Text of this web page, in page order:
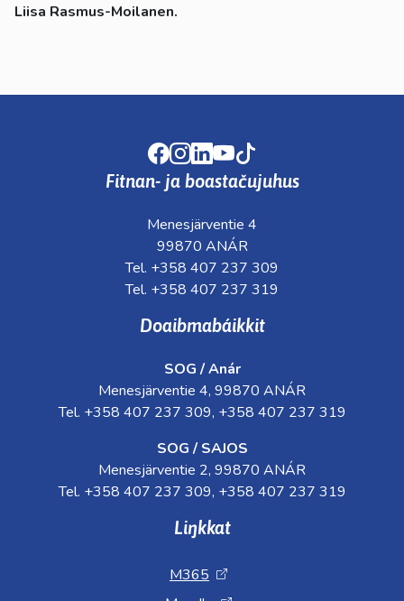
Liisa Rasmus-Moilanen.
Facebook
Instagram
LinkedIn
Youtube
Fitnan- ja boastačujuhus
Menesjärventie 4
99870 ANÁR
Tel. +358 407 237 309
Tel. +358 407 237 319
Doaibmabáikkit
SOG / Anár
Menesjärventie 4, 99870 ANÁR
Tel. +358 407 237 309, +358 407 237 319
SOG / SAJOS
Menesjärventie 2, 99870 ANÁR
Tel. +358 407 237 309, +358 407 237 319
Liŋkkat
M365